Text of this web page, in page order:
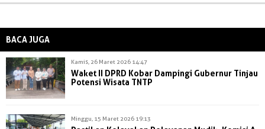
BACA JUGA
Kamis, 26 Maret 2026 14:47
Waket II DPRD Kobar Dampingi Gubernur Tinjau
Potensi Wisata TNTP
Minggu, 15 Maret 2026 19:13